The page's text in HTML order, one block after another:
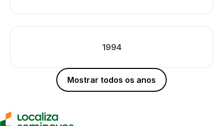
1994
Mostrar todos os anos